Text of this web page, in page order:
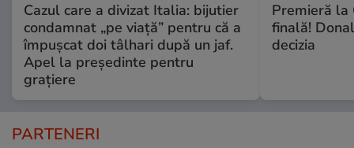
Cazul care a divizat Italia: bijutier
condamnat „pe viață” pentru că a
împușcat doi tâlhari după un jaf.
Apel la președinte pentru
graţiere
Premieră la
finală!
decizia
PARTENERI